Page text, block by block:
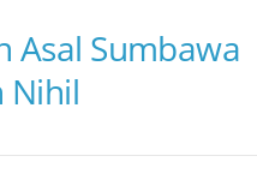
Asal Sumbawa
Nihil